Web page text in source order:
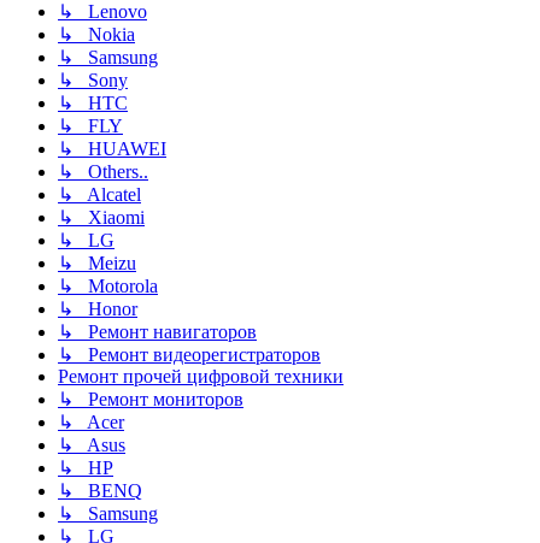
↳ Lenovo
↳ Nokia
↳ Samsung
↳ Sony
↳ HTC
↳ FLY
↳ HUAWEI
↳ Others..
↳ Alcatel
↳ Xiaomi
↳ LG
↳ Meizu
↳ Motorola
↳ Honor
↳ Ремонт навигаторов
↳ Ремонт видеорегистраторов
Ремонт прочей цифровой техники
↳ Ремонт мониторов
↳ Acer
↳ Asus
↳ HP
↳ BENQ
↳ Samsung
↳ LG